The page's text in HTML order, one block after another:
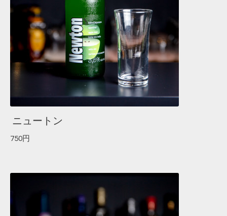
ニュートン
750円